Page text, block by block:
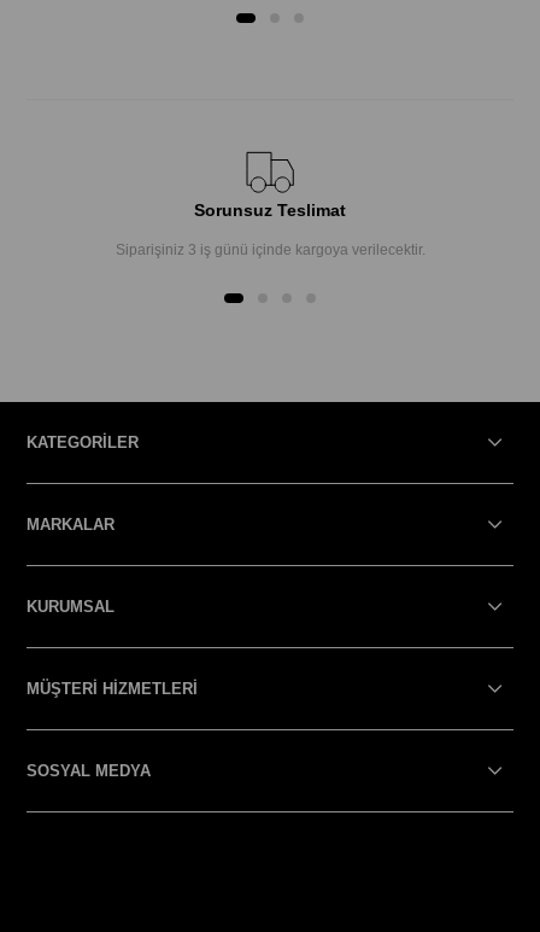
Sorunsuz Teslimat
Siparişiniz 3 iş günü içinde kargoya verilecektir.
KATEGORİLER
MARKALAR
KURUMSAL
MÜŞTERİ HİZMETLERİ
SOSYAL MEDYA